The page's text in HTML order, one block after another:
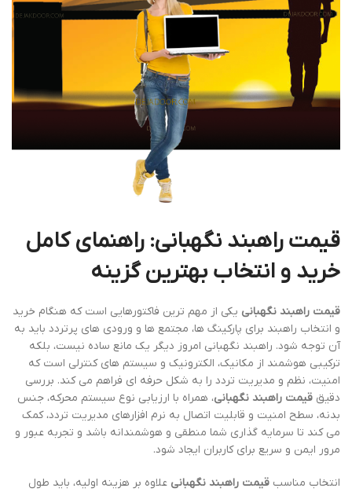
قیمت راهبند نگهبانی: راهنمای کامل
خرید و انتخاب بهترین گزینه
قیمت راهبند نگهبانی یکی از مهم ترین فاکتورهایی است که هنگام خرید
و انتخاب راهبند برای پارکینگ ها، مجتمع ها و ورودی های پرتردد باید به
آن توجه شود. راهبند نگهبانی امروز دیگر یک مانع ساده نیست، بلکه
ترکیبی هوشمند از مکانیک، الکترونیک و سیستم های کنترلی است که
امنیت، نظم و مدیریت تردد را به شکل حرفه ای فراهم می کند. بررسی
دقیق قیمت راهبند نگهبانی، همراه با ارزیابی نوع سیستم محرکه، جنس
بدنه، سطح امنیت و قابلیت اتصال به نرم افزارهای مدیریت تردد، کمک
می کند تا سرمایه گذاری شما منطقی و هوشمندانه باشد و تجربه عبور و
مرور ایمن و سریع برای کاربران ایجاد شود.
انتخاب مناسب قیمت راهبند نگهبانی علاوه بر هزینه اولیه، باید طول